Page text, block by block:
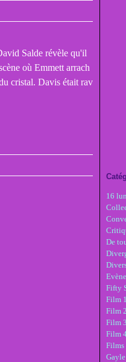
Salde révèle qu'il
où Emmett arrach
cristal. Davis était rav
16
De
Fifty
Film
Film
Film
Film
Films